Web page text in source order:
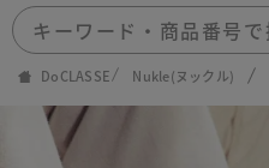
DoCLASSE Nukle(ヌックル)